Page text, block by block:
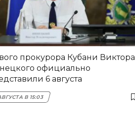
прокурора Кубани Виктора
официально
6 августа
В 15:03